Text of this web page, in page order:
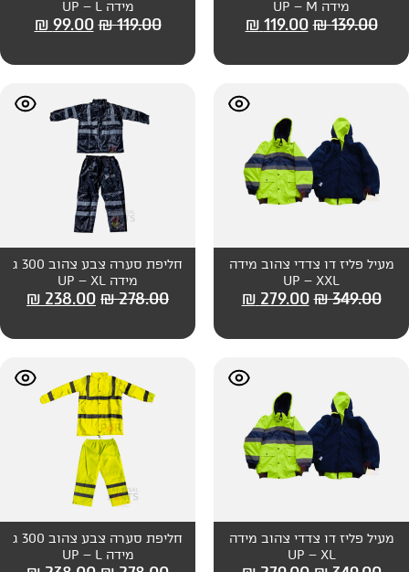
₪
119.00
₪
מידה
₪
חליפת סערה צבע צהוב 300 ג
278.00
238.00
₪
מידה
חליפת סערה צבע צהוב 300 ג